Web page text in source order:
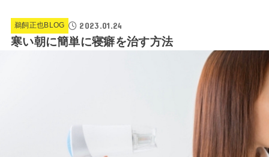
鵜飼正也BLOG 2023.01.24
寒い朝に簡単に寝癖を治す方法